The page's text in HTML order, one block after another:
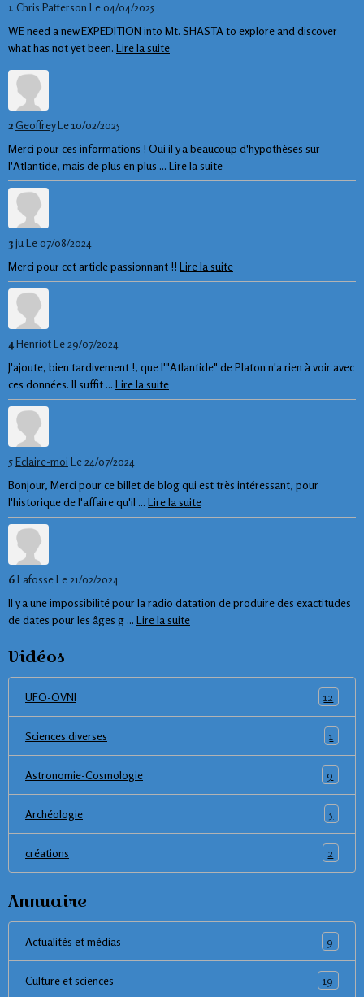
1 Chris Patterson Le 04/04/2025
WE need a new EXPEDITION into Mt. SHASTA to explore and discover
what has not yet been. Lire la suite
2GeoffreyLe 10/02/2025
Merci pour ces informations ! Oui il y a beaucoup d'hypothèses sur
l'Atlantide, mais de plus en plus ... Lire la suite
3juLe 07/08/2024
Merci pour cet article passionnant !! Lire la suite
4HenriotLe 29/07/2024
J'ajoute, bien tardivement !, que l'"Atlantide" de Platon n'a rien à voir avec
ces données. Il suffit ... Lire la suite
5Eclaire-moi Le 24/07/2024
Bonjour, Merci pour ce billet de blog qui est très intéressant, pour
l'historique de l'affaire qu'il ... Lire la suite
6LafosseLe 21/02/2024
Il y a une impossibilité pour la radio datation de produire des exactitudes
de dates pour les âges g ... Lire la suite
Vidéos
UFO-OVNI 12
Sciences diverses 1
Astronomie-Cosmologie 9
Archéologie 5
créations 2
Annuaire
Actualités et médias 9
Culture et sciences 19